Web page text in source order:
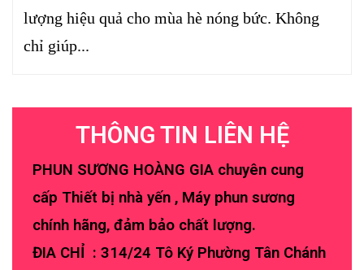
lượng hiệu quả cho mùa hè nóng bức. Không
chỉ giúp...
THÔNG TIN LIÊN HỆ
PHUN SƯƠNG HOÀNG GIA chuyên cung
cấp Thiết bị nhà yến , Máy phun sương
chính hãng, đảm bảo chất lượng.
ĐIA CHỈ : 314/24 Tô Ký Phường Tân Chánh